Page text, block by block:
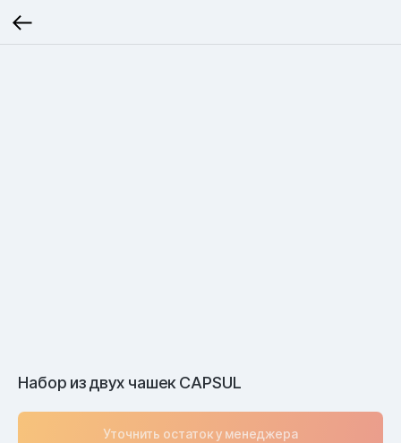
Набор из двух чашек CAPSUL
Уточнить остаток у менеджера